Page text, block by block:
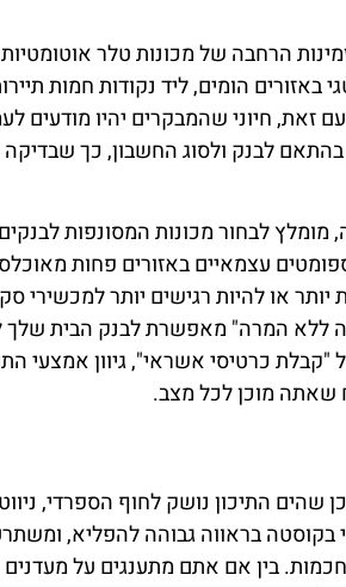
הרחבה של מכונות טלר
הומים, ליד נקודות חמות
חיוני שהמבקרים יהיו מודעים
בהתאם לבנק ולסוג החשבון, כך
לבחור מכונות המסונפות
עצמאיים באזורים פחות
יותר או להיות רגישים יותר למכשירי
ללא המרה" מאפשרת לבנק הבית
"קבלת כרטיסי אשראי", גיוון אמצעי
שאתה מוכן לכל מצב.
שהים התיכון נושק לחוף הספרדי,
בראווה גבוהה להפליא,
בין אם אתם מתענגים על